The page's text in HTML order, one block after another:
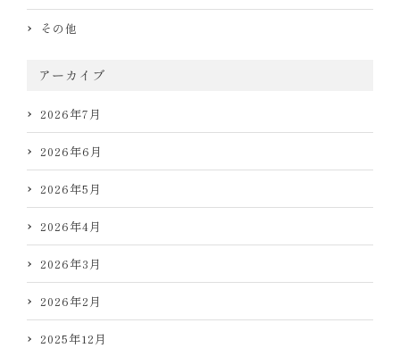
その他
アーカイブ
2026年7月
2026年6月
2026年5月
2026年4月
2026年3月
2026年2月
2025年12月